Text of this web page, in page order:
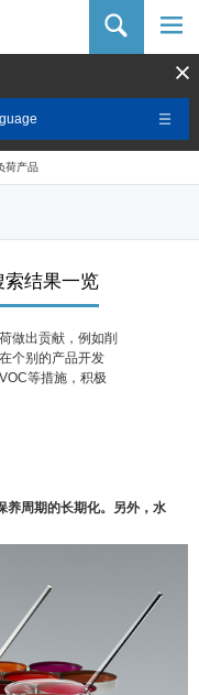
荷产品
结果一览
做出贡献，例如削
个别的产品开发
等措施，积极
养周期的长期化。另外，水